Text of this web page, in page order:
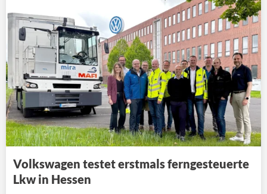
Volkswagen testet erstmals ferngesteuerte
Lkw in Hessen